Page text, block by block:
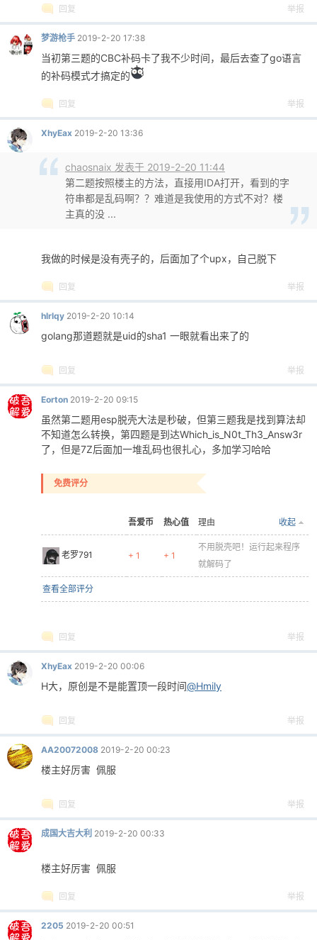
回复 举报
梦游枪手 2019-2-20 17:38
当初第三题的CBC补码卡了我不少时间，最后去查了go语言
的补码模式才搞定的
回复 举报
XhyEax 2019-2-20 13:36
chaosnaix 发表于 2019-2-20 11:44
第二题按照楼主的方法，直接用IDA打开，看到的字
符串都是乱码啊？？难道是我使用的方式不对？楼
主真的没 ...
我做的时候是没有壳子的，后面加了个upx，自己脱下
回复 举报
hlrlqy 2019-2-20 10:14
golang那道题就是uid的sha1 一眼就看出来了的
回复 举报
Eorton 2019-2-20 09:15
虽然第二题用esp脱壳大法是秒破，但第三题我是找到算法却
不知道怎么转换，第四题是到达Which_is_N0t_Th3_Answ3r
了，但是7Z后面加一堆乱码也很扎心，多加学习哈哈
免费评分
吾爱币 热心值 收起
理由
老罗791 + 1 + 1
不用脱壳吧！运行起来程序
就解码了
查看全部评分
回复 举报
XhyEax 2019-2-20 00:06
H大，原创是不是能置顶一段时间@Hmily
回复 举报
AA20072008 2019-2-20 00:23
楼主好厉害 佩服
回复 举报
成国大吉大利 2019-2-20 00:33
楼主好厉害 佩服
回复 举报
2205 2019-2-20 00:51